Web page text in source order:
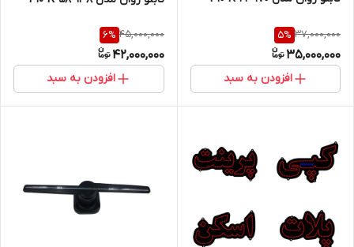
37,000,000
5%
35,000,000
افزودن به سبد
45,000,000
6%
42,000,000
افزودن به سبد